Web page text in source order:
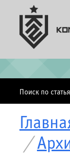
Поиск по
/